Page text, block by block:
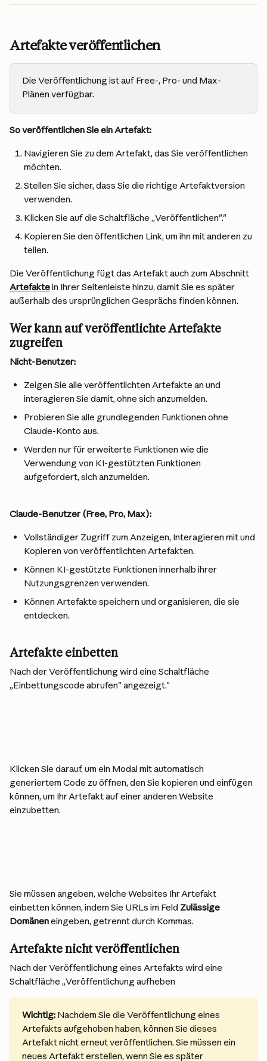
Artefakte veröffentlichen
Die Veröffentlichung ist auf Free-, Pro- und Max-
Plänen verfügbar.
So veröffentlichen Sie ein Artefakt:
Navigieren Sie zu dem Artefakt, das Sie veröffentlichen
möchten.
Stellen Sie sicher, dass Sie die richtige Artefaktversion
verwenden.
Klicken Sie auf die Schaltfläche „Veröffentlichen"."
Kopieren Sie den öffentlichen Link, um ihn mit anderen zu
teilen.
Die Veröffentlichung fügt das Artefakt auch zum Abschnitt
Artefakte in Ihrer Seitenleiste hinzu, damit Sie es später
außerhalb des ursprünglichen Gesprächs finden können.
Wer kann auf veröffentlichte Artefakte
zugreifen
Nicht-Benutzer:
Zeigen Sie alle veröffentlichten Artefakte an und
interagieren Sie damit, ohne sich anzumelden.
Probieren Sie alle grundlegenden Funktionen ohne
Claude-Konto aus.
Werden nur für erweiterte Funktionen wie die
Verwendung von KI-gestützten Funktionen
aufgefordert, sich anzumelden.
Claude-Benutzer (Free, Pro, Max):
Vollständiger Zugriff zum Anzeigen, Interagieren mit und
Kopieren von veröffentlichten Artefakten.
Können KI-gestützte Funktionen innerhalb ihrer
Nutzungsgrenzen verwenden.
Können Artefakte speichern und organisieren, die sie
entdecken.
Artefakte einbetten
Nach der Veröffentlichung wird eine Schaltfläche
„Einbettungscode abrufen" angezeigt."
Klicken Sie darauf, um ein Modal mit automatisch
generiertem Code zu öffnen, den Sie kopieren und einfügen
können, um Ihr Artefakt auf einer anderen Website
einzubetten.
Sie müssen angeben, welche Websites Ihr Artefakt
einbetten können, indem Sie URLs im Feld Zulässige
Domänen eingeben, getrennt durch Kommas.
Artefakte nicht veröffentlichen
Nach der Veröffentlichung eines Artefakts wird eine
Schaltfläche „Veröffentlichung aufheben
Wichtig: Nachdem Sie die Veröffentlichung eines
Artefakts aufgehoben haben, können Sie dieses
Artefakt nicht erneut veröffentlichen. Sie müssen ein
neues Artefakt erstellen, wenn Sie es später